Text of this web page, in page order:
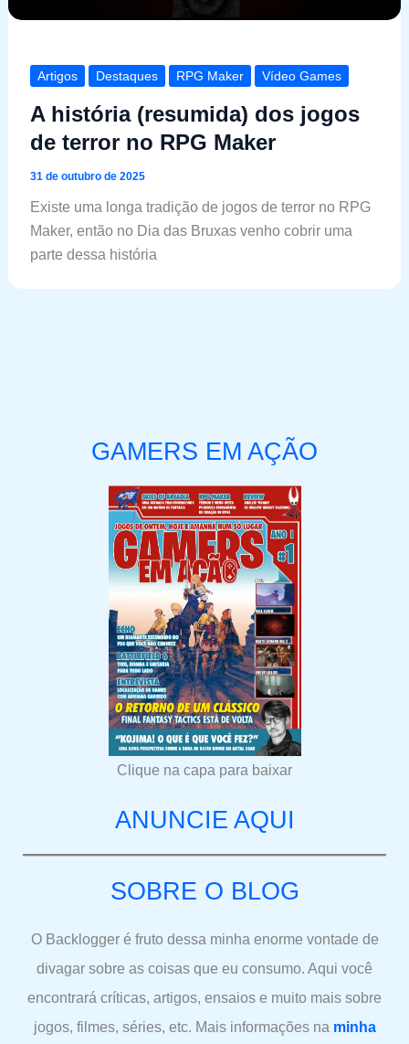
Artigos Destaques RPG Maker Vídeo Games
A história (resumida) dos jogos
de terror no RPG Maker
31 de outubro de 2025
Existe uma longa tradição de jogos de terror no RPG
Maker, então no Dia das Bruxas venho cobrir uma
parte dessa história
GAMERS EM AÇÃO
Clique na capa para baixar
ANUNCIE AQUI
SOBRE O BLOG
O Backlogger é fruto dessa minha enorme vontade de
divagar sobre as coisas que eu consumo. Aqui você
encontrará críticas, artigos, ensaios e muito mais sobre
jogos, filmes, séries, etc. Mais informações na minha